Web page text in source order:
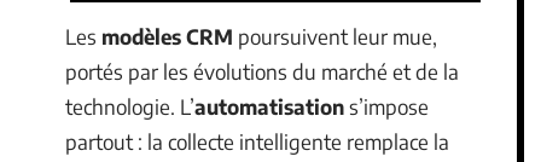
Les modèles CRM poursuivent leur mue,
portés par les évolutions du marché et de la
technologie. L’automatisations’impose
partout : la collecte intelligente remplace la